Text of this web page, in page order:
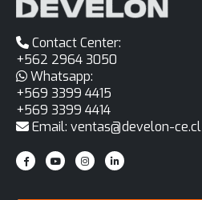
Contact Center:
+562 2964 3050
Whatsapp:
+569 3399 4415
+569 3399 4414
Email: ventas@develon-ce.cl